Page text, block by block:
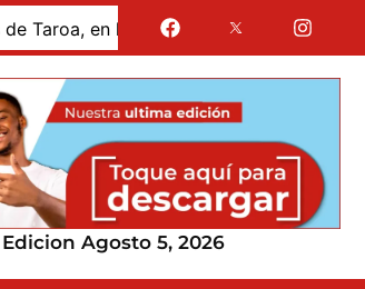
en la Alta Guajira Gases de La
Edicion Agosto 5, 2026